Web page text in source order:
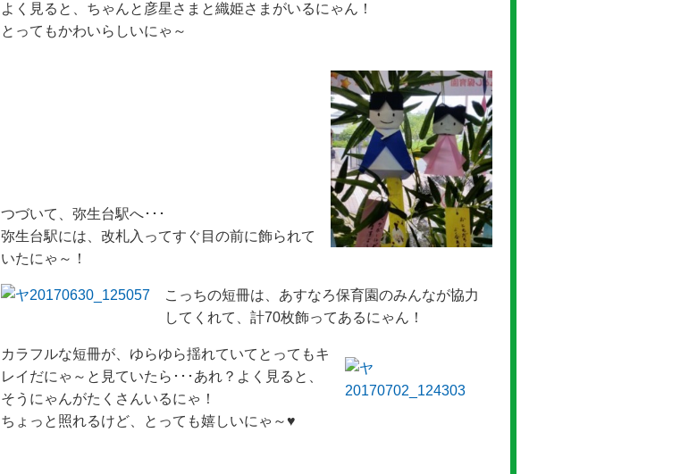
よく見ると、ちゃんと彦星さまと織姫さまがいるにゃん！
とってもかわいらしいにゃ～
つづいて、弥生台駅へ･･･
弥生台駅には、改札入ってすぐ目の前に飾られて
いたにゃ～！
こっちの短冊は、あすなろ保育園のみんなが協力
してくれて、計70枚飾ってあるにゃん！
カラフルな短冊が、ゆらゆら揺れていてとってもキ
レイだにゃ～と見ていたら･･･あれ？よく見ると、
そうにゃんがたくさんいるにゃ！
ちょっと照れるけど、とっても嬉しいにゃ～♥